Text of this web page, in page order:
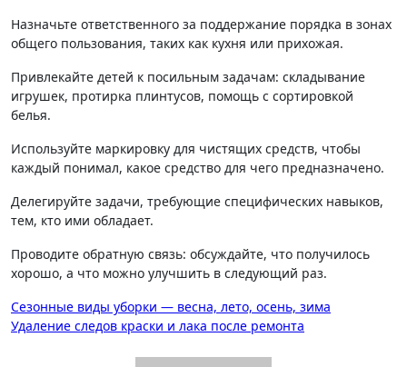
Назначьте ответственного за поддержание порядка в зонах
общего пользования, таких как кухня или прихожая.
Привлекайте детей к посильным задачам: складывание
игрушек, протирка плинтусов, помощь с сортировкой
белья.
Используйте маркировку для чистящих средств, чтобы
каждый понимал, какое средство для чего предназначено.
Делегируйте задачи, требующие специфических навыков,
тем, кто ими обладает.
Проводите обратную связь: обсуждайте, что получилось
хорошо, а что можно улучшить в следующий раз.
Навигация
по
Сезонные виды уборки — весна, лето, осень, зима
Удаление следов краски и лака после ремонта